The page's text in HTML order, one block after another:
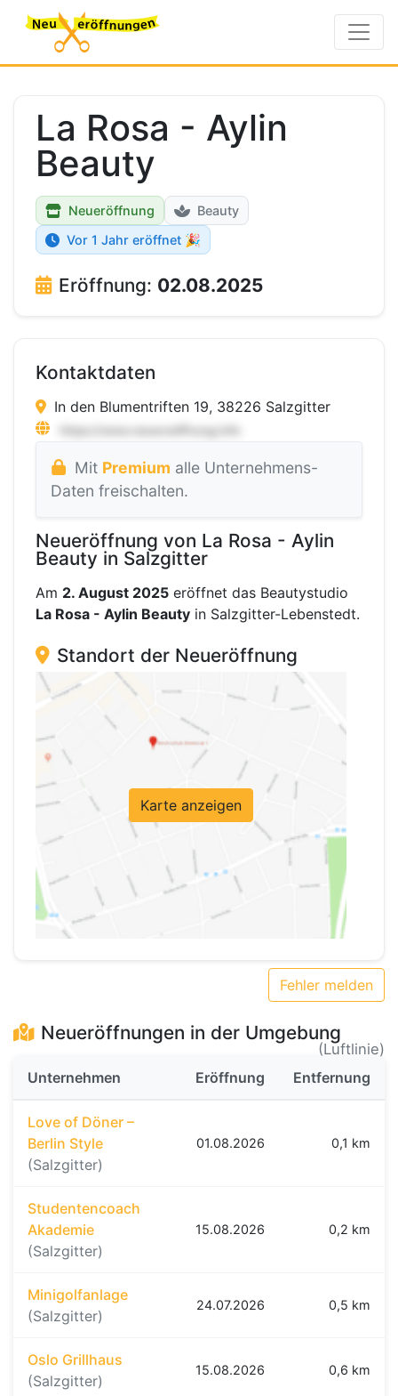
La Rosa - Aylin
Beauty
Neueröffnung
Beauty
Vor 1 Jahr eröffnet 🎉
Eröffnung: 02.08.2025
Kontaktdaten
In den Blumentriften 19, 38226 Salzgitter
Mit Premium alle Unternehmens-
Daten freischalten.
Neueröffnung von La Rosa - Aylin
Beauty in Salzgitter
Am 2. August 2025 eröffnet das Beautystudio
La Rosa - Aylin Beauty in Salzgitter-Lebenstedt.
Standort der Neueröffnung
Karte anzeigen
Fehler melden
Neueröffnungen in der Umgebung
(Luftlinie)
Unternehmen
Eröffnung Entfernung
Love of Döner –
Berlin Style
(Salzgitter)
01.08.2026 0,1 km
Studentencoach
Akademie
(Salzgitter)
15.08.2026 0,2 km
Minigolfanlage
(Salzgitter)
24.07.2026 0,5 km
Oslo Grillhaus
(Salzgitter)
15.08.2026 0,6 km